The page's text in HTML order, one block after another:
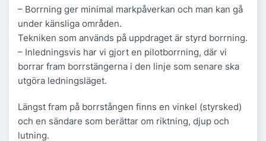
– Borrning ger minimal markpåverkan och man kan gå
under känsliga områden.
Tekniken som används på uppdraget är styrd borrning.
– Inledningsvis har vi gjort en pilotborrning, där vi
borrar fram borrstängerna i den linje som senare ska
utgöra ledningsläget.
Längst fram på borrstången finns en vinkel (styrsked)
och en sändare som berättar om riktning, djup och
lutning.